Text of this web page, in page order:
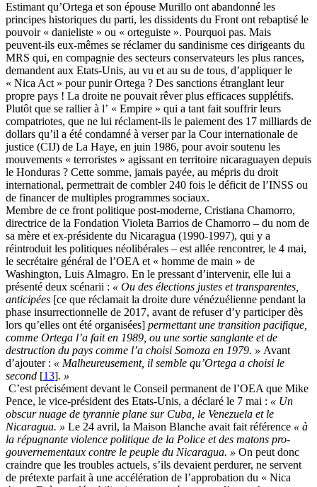
Estimant qu’Ortega et son épouse Murillo ont abandonné les
principes historiques du parti, les dissidents du Front ont rebaptisé le
pouvoir « danieliste » ou « orteguiste ». Pourquoi pas. Mais
peuvent-ils eux-mêmes se réclamer du sandinisme ces dirigeants du
MRS qui, en compagnie des secteurs conservateurs les plus rances,
demandent aux Etats-Unis, au vu et au su de tous, d’appliquer le
« Nica Act » pour punir Ortega ? Des sanctions étranglant leur
propre pays ! La droite ne pouvait rêver plus efficaces supplétifs.
Plutôt que se rallier à l’ « Empire » qui a tant fait souffrir leurs
compatriotes, que ne lui réclament-ils le paiement des 17 milliards de
dollars qu’il a été condamné à verser par la Cour internationale de
justice (CIJ) de La Haye, en juin 1986, pour avoir soutenu les
mouvements « terroristes » agissant en territoire nicaraguayen depuis
le Honduras ? Cette somme, jamais payée, au mépris du droit
international, permettrait de combler 240 fois le déficit de l’INSS ou
de financer de multiples programmes sociaux.
Membre de ce front politique post-moderne, Cristiana Chamorro,
directrice de la Fondation Violeta Barrios de Chamorro – du nom de
sa mère et ex-présidente du Nicaragua (1990-1997), qui y a
réintroduit les politiques néolibérales – est allée rencontrer, le 4 mai,
le secrétaire général de l’OEA et « homme de main » de
Washington, Luis Almagro. En le pressant d’intervenir, elle lui a
présenté deux scénarii : « Ou des élections justes et transparentes,
anticipées [ce que réclamait la droite dure vénézuélienne pendant la
phase insurrectionnelle de 2017, avant de refuser d’y participer dès
lors qu’elles ont été organisées] permettant une transition pacifique,
comme Ortega l’a fait en 1989, ou une sortie sanglante et de
destruction du pays comme l’a choisi Somoza en 1979. » Avant
d’ajouter : « Malheureusement, il semble qu’Ortega a choisi le
second [13]. »
C’est précisément devant le Conseil permanent de l’OEA que Mike
Pence, le vice-président des Etats-Unis, a déclaré le 7 mai : « Un
obscur nuage de tyrannie plane sur Cuba, le Venezuela et le
Nicaragua. » Le 24 avril, la Maison Blanche avait fait référence « à
la répugnante violence politique de la Police et des matons pro-
gouvernementaux contre le peuple du Nicaragua. » On peut donc
craindre que les troubles actuels, s’ils devaient perdurer, ne servent
de prétexte parfait à une accélération de l’approbation du « Nica